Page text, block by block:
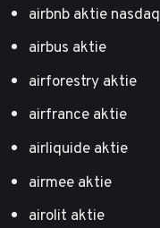
airbnb aktie nasdaq
airbus aktie
airforestry aktie
airfrance aktie
airliquide aktie
airmee aktie
airolit aktie